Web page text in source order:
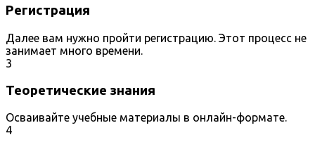
Регистрация
Далее вам нужно пройти регистрацию. Этот процесс не
занимает много времени.
3
Теоретические знания
Осваивайте учебные материалы в онлайн-формате.
4